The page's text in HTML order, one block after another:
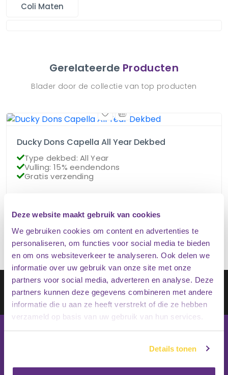
Deze website maakt gebruik van cookies
We gebruiken cookies om content en advertenties te
personaliseren, om functies voor social media te bieden
en om ons websiteverkeer te analyseren. Ook delen we
informatie over uw gebruik van onze site met onze
partners voor social media, adverteren en analyse. Deze
partners kunnen deze gegevens combineren met andere
informatie die u aan ze heeft verstrekt of die ze hebben
verzameld op basis van uw gebruik van hun services.
Details tonen
Coli Maten
Gerelateerde Producten
Blader door de collectie van top producten
Ducky Dons Capella All Year Dekbed
Type dekbed: All Year
Vulling: 15% eendendons
Gratis verzending
Op voorraad
Schrijf je in op onze nieuwsbrief
Inschrijven